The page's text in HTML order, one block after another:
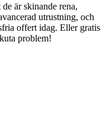
är skinande rena,
utrustning, och
offert idag. Eller gratis
problem!